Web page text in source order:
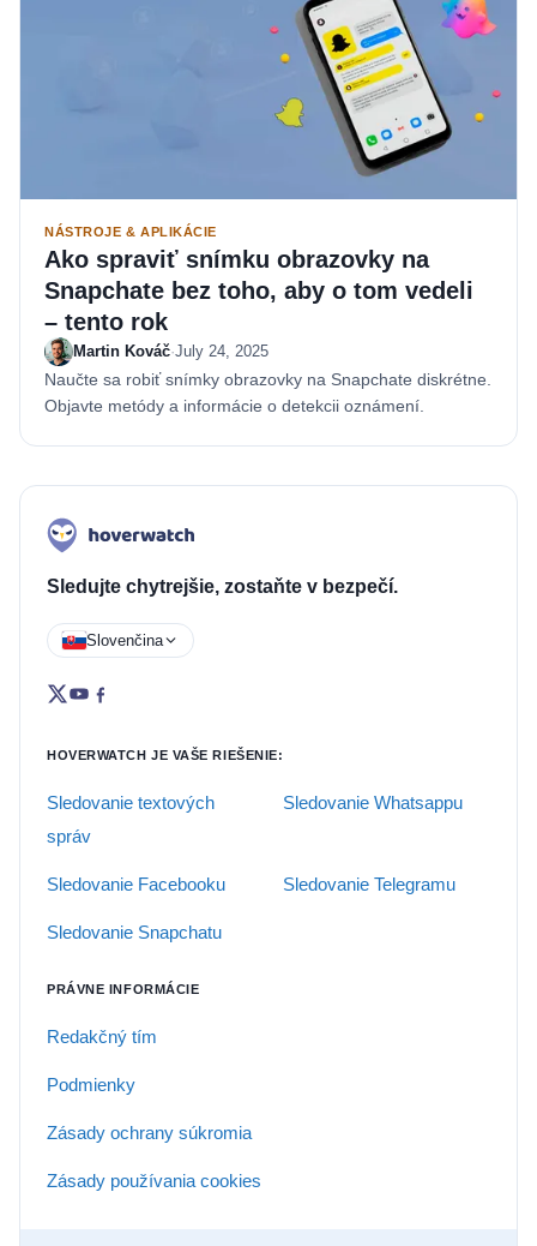
NÁSTROJE & APLIKÁCIE
Ako spraviť snímku obrazovky na
Snapchate bez toho, aby o tom vedeli
– tento rok
Martin Kováč·July 24, 2025
Naučte sa robiť snímky obrazovky na Snapchate diskrétne.
Objavte metódy a informácie o detekcii oznámení.
Sledujte chytrejšie, zostaňte v bezpečí.
Slovenčina
HOVERWATCH JE VAŠE RIEŠENIE:
Sledovanie textových
správ
Sledovanie Whatsappu
Sledovanie Facebooku Sledovanie Telegramu
Sledovanie Snapchatu
PRÁVNE INFORMÁCIE
Redakčný tím
Podmienky
Zásady ochrany súkromia
Zásady používania cookies